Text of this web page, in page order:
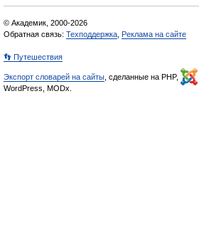
© Академик, 2000-2026
Обратная связь: Техподдержка Реклама на сайте
👣 Путешествия
Экспорт словарей на сайты , сделанные на PHP,
WordPress, MODx.